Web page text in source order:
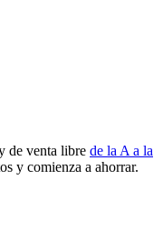
de venta libre de la A a la
y comienza a ahorrar.